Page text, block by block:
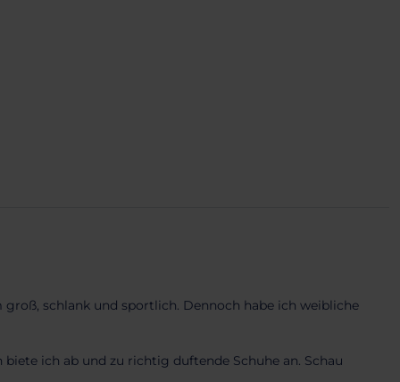
groß, schlank und sportlich. Dennoch habe ich weibliche
ich ab und zu richtig duftende Schuhe an. Schau